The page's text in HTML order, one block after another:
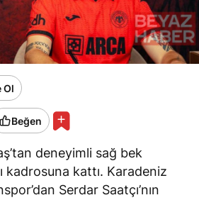
Ol
Beğen
deneyimli sağ bek
kadrosuna kattı. Karadeniz
Serdar Saatçı’nın